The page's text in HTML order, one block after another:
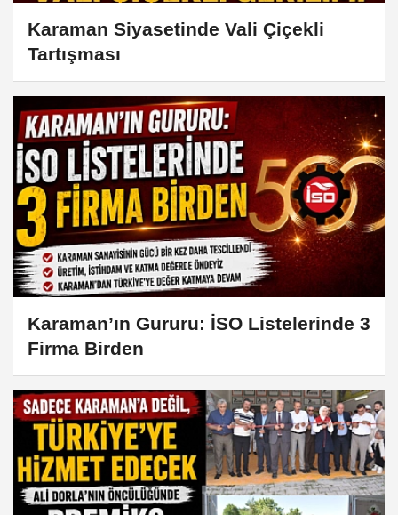
Karaman Siyasetinde Vali Çiçekli
Tartışması
Karaman’ın Gururu: İSO Listelerinde 3
Firma Birden